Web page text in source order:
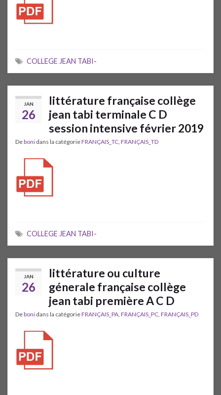
COLLEGE JEAN TABI-
JAN
26
littérature française collège
jean tabi terminale C D
session intensive février 2019
Deboni dans la catégorieFRANÇAIS_TC, FRANÇAIS_TD
COLLEGE JEAN TABI-
JAN
26
littérature ou culture
génerale française collège
jean tabi première A C D
Deboni dans la catégorieFRANÇAIS_PA, FRANÇAIS_PC, FRANÇAIS_PD